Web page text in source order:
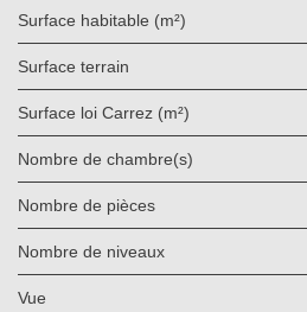
Surface habitable (m²)
surface terrain
Surface loi Carrez (m²)
Nombre de chambre(s)
Nombre de pièces
Nombre de niveaux
Vue